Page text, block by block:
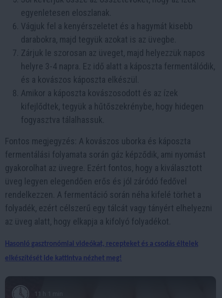
egyenletesen eloszlanak.
Vágjuk fel a kenyérszeletet és a hagymát kisebb
darabokra, majd tegyük azokat is az üvegbe.
Zárjuk le szorosan az üveget, majd helyezzük napos
helyre 3-4 napra. Ez idő alatt a káposzta fermentálódik,
és a kovászos káposzta elkészül.
Amikor a káposzta kovászosodott és az ízek
kifejlődtek, tegyük a hűtőszekrénybe, hogy hidegen
fogyasztva tálalhassuk.
Fontos megjegyzés: A kovászos uborka és káposzta
fermentálási folyamata során gáz képződik, ami nyomást
gyakorolhat az üvegre. Ezért fontos, hogy a kiválasztott
üveg legyen elegendően erős és jól záródó fedővel
rendelkezzen. A fermentáció során néha kifelé törhet a
folyadék, ezért célszerű egy tálcát vagy tányért elhelyezni
az üveg alatt, hogy elkapja a kifolyó folyadékot.
Hasonló gasztronómiai videókat, recepteket és a csodás éltelek
elkészítését ide kattintva nézhet meg!
11 h 1 min